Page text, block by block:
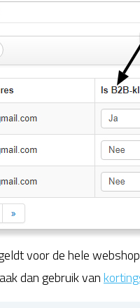
voor de hele
dan gebruik van